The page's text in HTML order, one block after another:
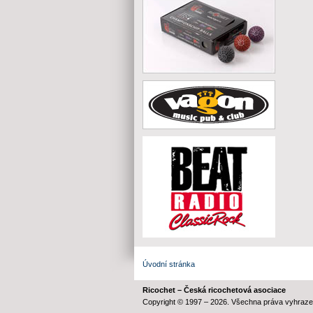
Úvodní stránka
Ricochet – Česká ricochetová asociace
Copyright © 1997 – 2026. Všechna práva